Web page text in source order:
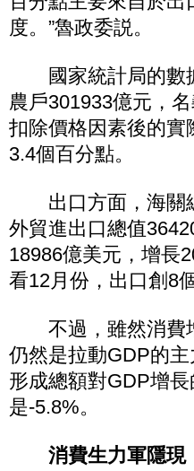
度。”魯政委説。
國家統計局的數據
農戶301933億元，
扣除價格因素後的實
3.4個百分點。
出口方面，海關總
外貿進出口總值
18986億美元，增長
看12月份，出口創8
不過，雖然消費增
仍然是拉動GDP的
形成總額對GDP增
是-5.8%。
消費生力軍隱現